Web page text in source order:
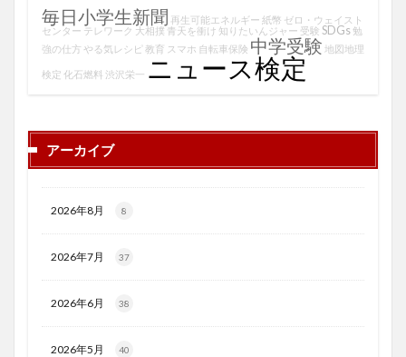
毎日小学生新聞 再生可能エネルギー 紙幣 ゼロ・ウェイスト
センター テレワーク 大相撲 青天を衝け 知りたいんジャー 受験 SDGs 勉
強の仕方 やる気レシピ 教育 スマホ 自転車保険 中学受験 地図地理
検定 化石燃料 渋沢栄一 ニュース検定
アーカイブ
2026年8月 8
2026年7月 37
2026年6月 38
2026年5月 40